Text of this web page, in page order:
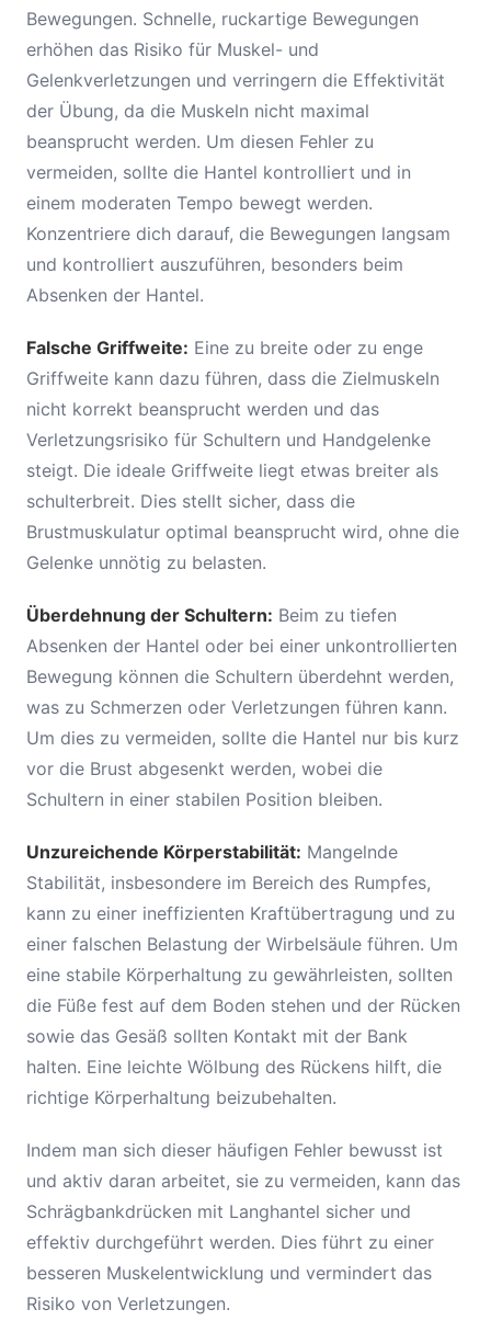
Bewegungen. Schnelle, ruckartige Bewegungen
erhöhen das Risiko für Muskel- und
Gelenkverletzungen und verringern die Effektivität
der Übung, da die Muskeln nicht maximal
beansprucht werden. Um diesen Fehler zu
vermeiden, sollte die Hantel kontrolliert und in
einem moderaten Tempo bewegt werden.
Konzentriere dich darauf, die Bewegungen langsam
und kontrolliert auszuführen, besonders beim
Absenken der Hantel.
Falsche Griffweite: Eine zu breite oder zu enge
Griffweite kann dazu führen, dass die Zielmuskeln
nicht korrekt beansprucht werden und das
Verletzungsrisiko für Schultern und Handgelenke
steigt. Die ideale Griffweite liegt etwas breiter als
schulterbreit. Dies stellt sicher, dass die
Brustmuskulatur optimal beansprucht wird, ohne die
Gelenke unnötig zu belasten.
Überdehnung der Schultern: Beim zu tiefen
Absenken der Hantel oder bei einer unkontrollierten
Bewegung können die Schultern überdehnt werden,
was zu Schmerzen oder Verletzungen führen kann.
Um dies zu vermeiden, sollte die Hantel nur bis kurz
vor die Brust abgesenkt werden, wobei die
Schultern in einer stabilen Position bleiben.
Unzureichende Körperstabilität: Mangelnde
Stabilität, insbesondere im Bereich des Rumpfes,
kann zu einer ineffizienten Kraftübertragung und zu
einer falschen Belastung der Wirbelsäule führen. Um
eine stabile Körperhaltung zu gewährleisten, sollten
die Füße fest auf dem Boden stehen und der Rücken
sowie das Gesäß sollten Kontakt mit der Bank
halten. Eine leichte Wölbung des Rückens hilft, die
richtige Körperhaltung beizubehalten.
Indem man sich dieser häufigen Fehler bewusst ist
und aktiv daran arbeitet, sie zu vermeiden, kann das
Schrägbankdrücken mit Langhantel sicher und
effektiv durchgeführt werden. Dies führt zu einer
besseren Muskelentwicklung und vermindert das
Risiko von Verletzungen.